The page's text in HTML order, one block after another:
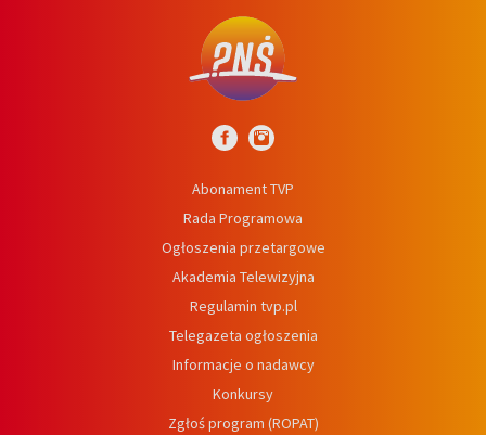
Abonament TVP
Rada Programowa
Ogłoszenia przetargowe
Akademia Telewizyjna
Regulamin tvp.pl
Telegazeta ogłoszenia
Informacje o nadawcy
Konkursy
Zgłoś program (ROPAT)